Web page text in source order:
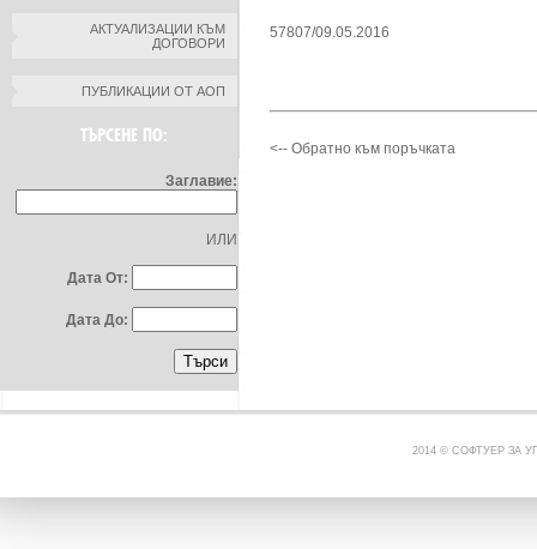
АКТУАЛИЗАЦИИ КЪМ
ДОГОВОРИ
ПУБЛИКАЦИИ ОТ АОП
ТЪРСЕНЕ ПО:
Заглавие:
ИЛИ
Дата От:
Дата До:
57807/09.05.2016
<-- Обратно към поръчката
2014 © СОФТУЕР ЗА